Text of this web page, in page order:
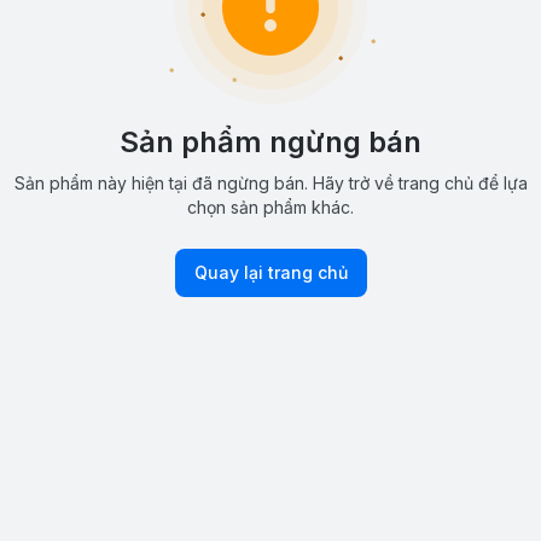
Sản phẩm ngừng bán
Sản phẩm này hiện tại đã ngừng bán. Hãy trở về trang chủ để lựa
chọn sản phẩm khác.
Quay lại trang chủ